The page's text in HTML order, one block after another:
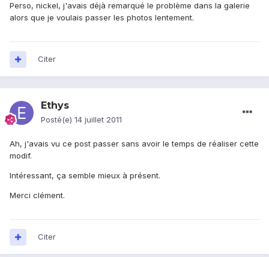
Perso, nickel, j'avais déjà remarqué le problème dans la galerie
alors que je voulais passer les photos lentement.
Citer
Ethys
Posté(e) 14 juillet 2011
Ah, j'avais vu ce post passer sans avoir le temps de réaliser cette
modif.
Intéressant, ça semble mieux à présent.
Merci clément.
Citer